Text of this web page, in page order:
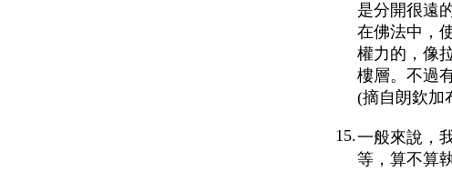
是分開很遠
在佛法中，
權力的，像
樓層。不過
(摘自朗欽加
15.一般來說，
等，算不算